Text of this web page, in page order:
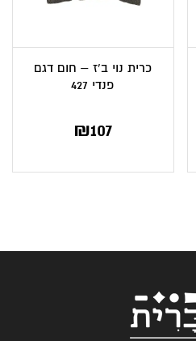
כרית נוי ב’ז – חום דגם
פנדי 427
₪107